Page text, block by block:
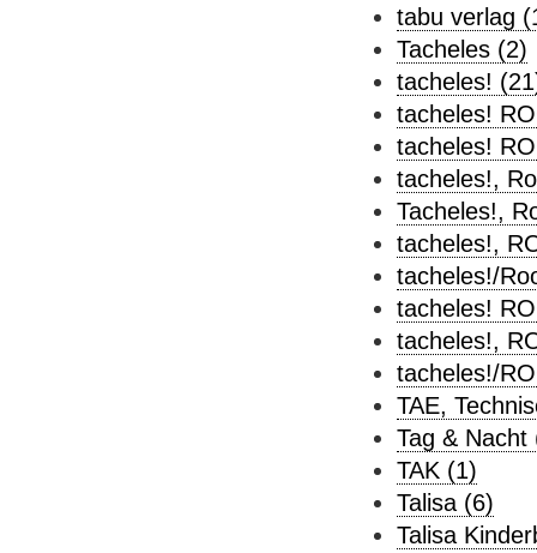
tabu verlag
Tacheles (2)
tacheles!
tacheles!
tacheles!
tacheles!,
Tacheles!,
tacheles!,
tacheles!/
tacheles!
tacheles!,
tacheles!/
TAE,
Tag & Nacht
TAK (1)
Talisa (6)
Talisa